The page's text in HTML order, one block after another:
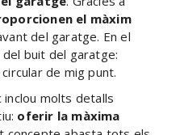
el màxim
del garatge. En el
buit del garatge:
de mig punt.
molts detalls
oferir la màxima